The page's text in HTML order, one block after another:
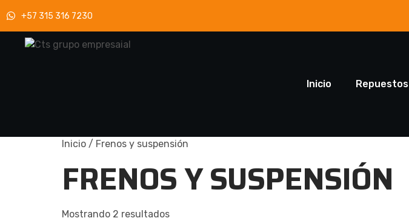
+57 315 316 7230
Inicio Repuestos
Inicio / Frenos y suspensión
FRENOS Y SUSPENSIÓN
Mostrando 2 resultados